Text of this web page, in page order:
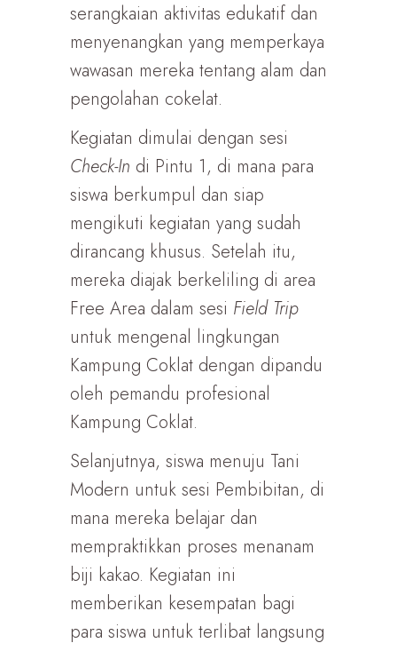
serangkaian aktivitas edukatif dan
menyenangkan yang memperkaya
wawasan mereka tentang alam dan
pengolahan cokelat.
Kegiatan dimulai dengan sesi
Check-In di Pintu 1, di mana para
siswa berkumpul dan siap
mengikuti kegiatan yang sudah
dirancang khusus. Setelah itu,
mereka diajak berkeliling di area
Free Area dalam sesi Field Trip
untuk mengenal lingkungan
Kampung Coklat dengan dipandu
oleh pemandu profesional
Kampung Coklat.
Selanjutnya, siswa menuju Tani
Modern untuk sesi Pembibitan, di
mana mereka belajar dan
mempraktikkan proses menanam
biji kakao. Kegiatan ini
memberikan kesempatan bagi
para siswa untuk terlibat langsung